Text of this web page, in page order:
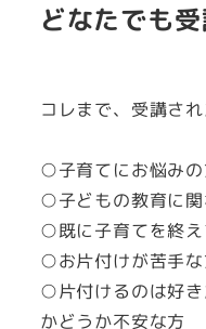
どなたでも
コレまで、受講され
○子育てにお悩みの
○子どもの教育に
○既に子育てを終
○お片付けが苦手な
○片付けるのは好
かどうか不安な方